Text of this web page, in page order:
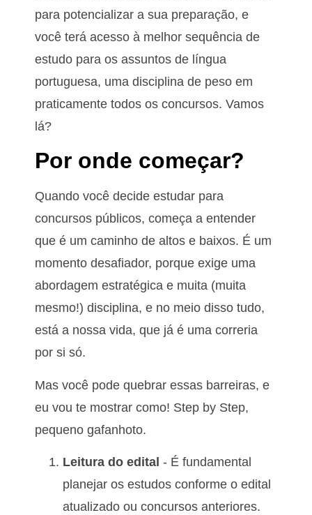
para potencializar a sua preparação, e
você terá acesso à melhor sequência de
estudo para os assuntos de língua
portuguesa, uma disciplina de peso em
praticamente todos os concursos. Vamos
lá?
Por onde começar?
Quando você decide estudar para
concursos públicos, começa a entender
que é um caminho de altos e baixos. É um
momento desafiador, porque exige uma
abordagem estratégica e muita (muita
mesmo!) disciplina, e no meio disso tudo,
está a nossa vida, que já é uma correria
por si só.
Mas você pode quebrar essas barreiras, e
eu vou te mostrar como! Step by Step,
pequeno gafanhoto.
Leitura do edital - É fundamental
planejar os estudos conforme o edital
atualizado ou concursos anteriores.